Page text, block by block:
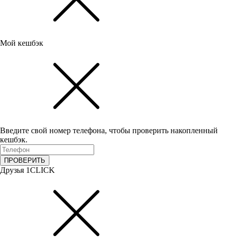
Мой кешбэк
Введите свой номер телефона, чтобы проверить накопленный
кешбэк.
ПРОВЕРИТЬ
Друзья 1CLICK